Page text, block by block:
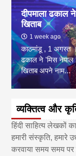
डी.ए.वी.,
विजेता
6 months ago
‘हिमालिनी ज्ञानकुंज’
सम्मान https://
व्यक्तित्व और
हिंदी साहित्य लेखकों
हमारी संस्कृति, हमारे
करवाया समय समय पर